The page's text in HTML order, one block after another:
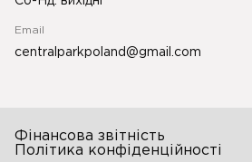
Email
centralparkpoland@gmail.com
Фінансова звітність
Політика конфіденційності